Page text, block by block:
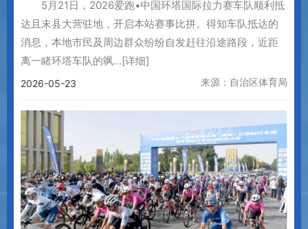
5月21日，2026爱跑•中国环塔国际拉力赛车队顺利抵
达且末县大营驻地，开启本站赛事比拼。得知车队抵达的
消息，本地市民及周边群众纷纷自发赶往沿途路段，近距
离一睹环塔车队的飒...[详细]
2026-05-23 来源：自治区体育局